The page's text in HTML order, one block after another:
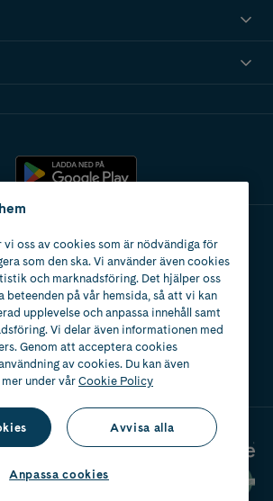
vi oss av cookies som är nödvändiga för
som den ska. Vi använder även cookies
och marknadsföring. Det hjälper oss
beteenden på vår hemsida, så att vi kan
upplevelse och anpassa innehåll samt
Vi delar även informationen med
Genom att acceptera cookies
av cookies. Du kan även
under vårCookie Policy
Avvisa alla
Anpassa cookies